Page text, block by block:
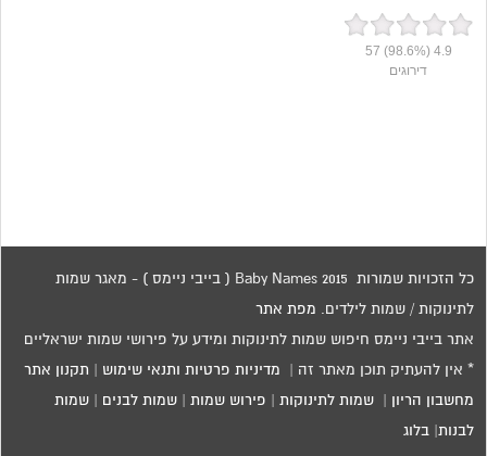
4.9
(98.6%)
57
דירוגים
כל הזכויות שמורות 2015 Baby Names ( בייבי ניימס ) - מאגר שמות
לתינוקות / שמות לילדים. מפת אתר
אתר בייבי ניימס חיפוש שמות לתינוקות ומידע על פירושי שמות ישראליים
* אין להעתיק תוכן מאתר זה | מדיניות פרטיות ותנאי שימוש תקנון אתר
מחשבון הריון |שמות לתינוקות פירוש שמות |שמות לבנים |שמות
לבנות בלוג